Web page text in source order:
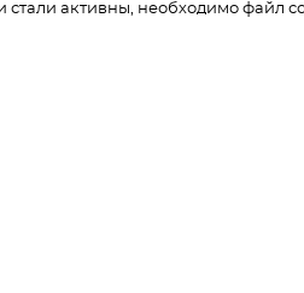
стали активны, необходимо файл